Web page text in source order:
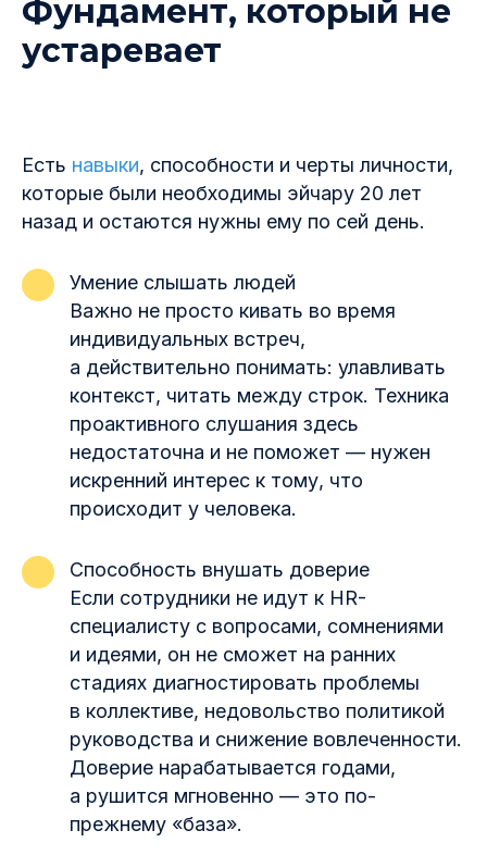
Фундамент, который не
устаревает
Есть навыки, способности и черты личности,
которые были необходимы эйчару 20 лет
назад и остаются нужны ему по сей день.
Умение слышать людей
Важно не просто кивать во время
индивидуальных встреч,
а действительно понимать: улавливать
контекст, читать между строк. Техника
проактивного слушания здесь
недостаточна и не поможет — нужен
искренний интерес к тому, что
происходит у человека.
Способность внушать доверие
Если сотрудники не идут к HR-
специалисту с вопросами, сомнениями
и идеями, он не сможет на ранних
стадиях диагностировать проблемы
в коллективе, недовольство политикой
руководства и снижение вовлеченности.
Доверие нарабатывается годами,
а рушится мгновенно — это по-
прежнему «база».